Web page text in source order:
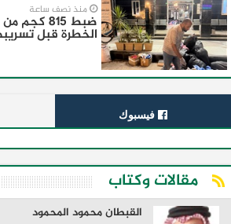
منذ نصف ساعة
ضبط 815
الخطرة قبل
فيسبوك
مقالات وكتاب
القبطان محمود المحمود